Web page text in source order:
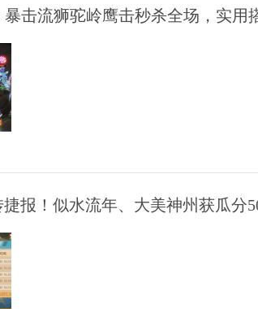
暴击流狮驼岭鹰击秒杀全场，实用